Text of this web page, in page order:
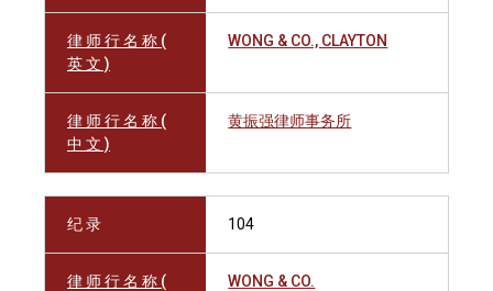
律 师 行 名 称 (
英 文 )
WONG & CO., CLAYTON
律 师 行 名 称 (
中 文 )
黄振强律师事务所
纪 录 104
律 师 行 名 称 (
WONG & CO.